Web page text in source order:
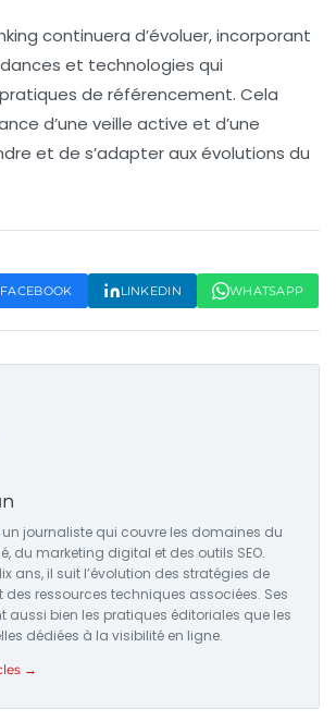
continuera d’évoluer, incorporant
et technologies qui
de référencement. Cela
d’une veille active et d’une
et de s’adapter aux évolutions du
FACEBOOK LINKEDIN WHATSAPP
un journaliste qui couvre les domaines du
du marketing digital et des outils SEO.
ans, il suit l’évolution des stratégies de
des ressources techniques associées. Ses
aussi bien les pratiques éditoriales que les
dédiées à la visibilité en ligne.
→